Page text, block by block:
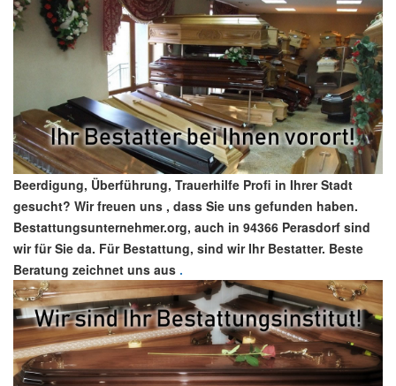
Beerdigung, Überführung, Trauerhilfe Profi in Ihrer Stadt
gesucht? Wir freuen uns , dass Sie uns gefunden haben.
Bestattungsunternehmer.org, auch in 94366 Perasdorf sind
wir für Sie da. Für Bestattung, sind wir Ihr Bestatter. Beste
Beratung zeichnet uns aus .